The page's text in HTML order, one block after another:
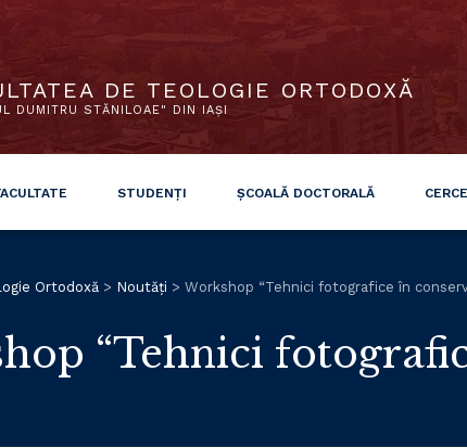
DE TEOLOGIE ORTODOXĂ
DUMITRU STĂNILOAE" DIN IAȘI
STUDENȚI ȘCOALĂ DOCTORALĂ
Ortodoxă > Noutăți > Workshop “Tehnici fotografice în
“Tehnici